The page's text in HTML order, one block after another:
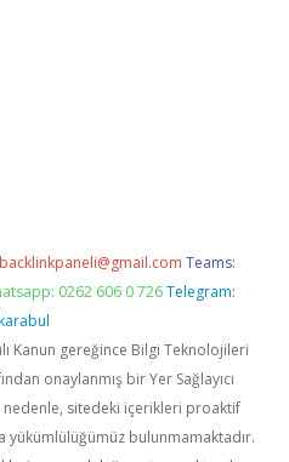
backlinkpaneli@gmail.com Teams:
0262 606 0 726 Telegram:
Kanun gereğince Bilgi Teknolojileri
onaylanmış bir Yer Sağlayıcı
sitedeki içerikleri proaktif
yükümlülüğümüz bulunmamaktadır.